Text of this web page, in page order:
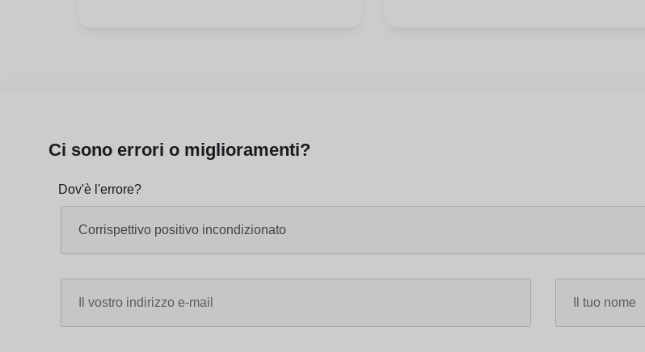
Ci sono errori o miglioramenti?
Dov'è l'errore?